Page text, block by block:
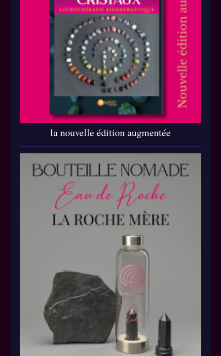
la nouvelle édition augmentée